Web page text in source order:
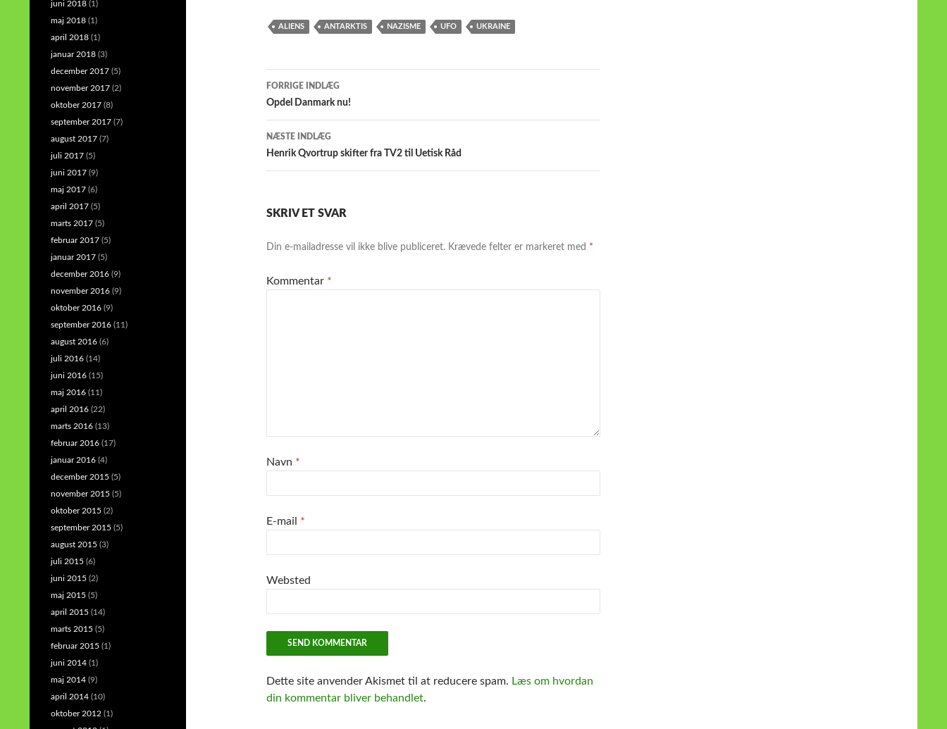
ALIENS ANTARKTIS NAZISME UFO UKRAINE
Indlægsnavigation
FORRIGE INDLÆG
Opdel Danmark nu!
NÆSTE INDLÆG
Henrik Qvortrup skifter fra TV2 til Uetisk Råd
SKRIV ET SVAR
Din e-mailadresse vil ikke blive publiceret. Krævede felter er markeret med *
Kommentar *
Navn *
E-mail *
Websted
Dette site anvender Akismet til at reducere spam. Læs om hvordan
din kommentar bliver behandlet.
juni 2018 (1)
maj 2018 (1)
april 2018 (1)
januar 2018 (3)
december 2017 (5)
november 2017 (2)
oktober 2017 (8)
september 2017 (7)
august 2017 (7)
juli 2017 (5)
juni 2017 (9)
maj 2017 (6)
april 2017 (5)
marts 2017 (5)
februar 2017 (5)
januar 2017 (5)
december 2016 (9)
november 2016 (9)
oktober 2016 (9)
september 2016 (11)
august 2016 (6)
juli 2016 (14)
juni 2016 (15)
maj 2016 (11)
april 2016 (22)
marts 2016 (13)
februar 2016 (17)
januar 2016 (4)
december 2015 (5)
november 2015 (5)
oktober 2015 (2)
september 2015 (5)
august 2015 (3)
juli 2015 (6)
juni 2015 (2)
maj 2015 (5)
april 2015 (14)
marts 2015 (5)
februar 2015 (1)
juni 2014 (1)
maj 2014 (9)
april 2014 (10)
oktober 2012 (1)